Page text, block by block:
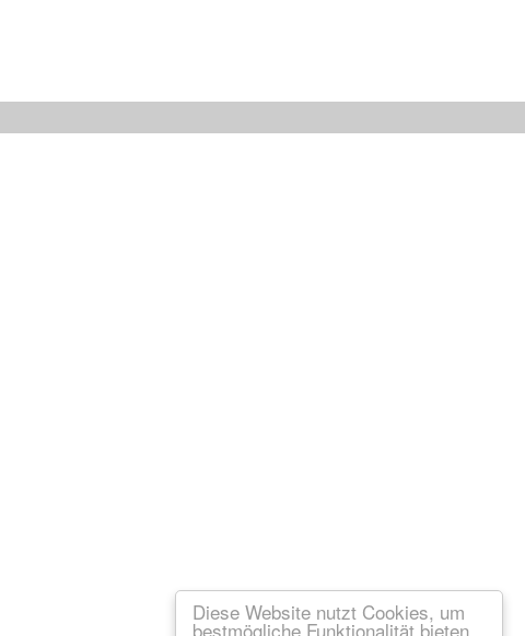
Diese Website nutzt Cookies, um
bestmögliche Funktionalität bieten